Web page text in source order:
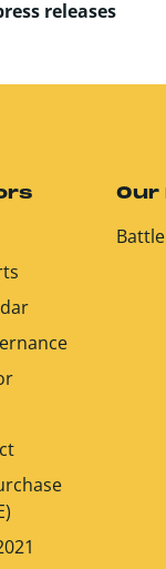
releases
Our